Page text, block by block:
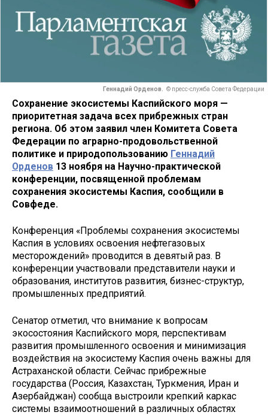
Геннадий Орденов. © пресс-служба Совета Федерации
Сохранение экосистемы Каспийского моря —
приоритетная задача всех прибрежных стран
региона. Об этом заявил член Комитета Совета
Федерации по аграрно-продовольственной
политике и природопользованию Геннадий
Орденов 13 ноября на Научно-практической
конференции, посвященной проблемам
сохранения экосистемы Каспия, сообщили в
Совфеде.
Конференция «Проблемы сохранения экосистемы
Каспия в условиях освоения нефтегазовых
месторождений» проводится в девятый раз. В
конференции участвовали представители науки и
образования, институтов развития, бизнес-структур,
промышленных предприятий.
Сенатор отметил, что внимание к вопросам
экосостояния Каспийского моря, перспективам
развития промышленного освоения и минимизация
воздействия на экосистему Каспия очень важны для
Астраханской области. Сейчас прибрежные
государства (Россия, Казахстан, Туркмения, Иран и
Азербайджан) сообща выстроили крепкий каркас
системы взаимоотношений в различных областях